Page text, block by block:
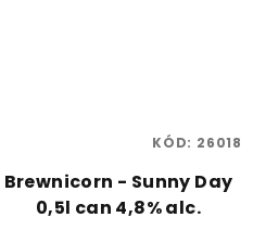
Brewnicorn - Sunny Day
0,5l can 4,8% alc.
KÓD: 26018